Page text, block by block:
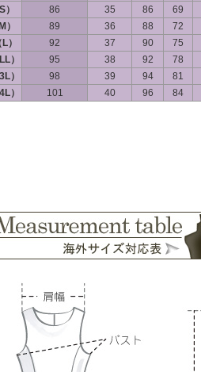
86 35 86 69
）
89 36 88 72
）
92 37 90 75
）
95 38 92 78
）
98 39 94 81
）
101 40 96 84